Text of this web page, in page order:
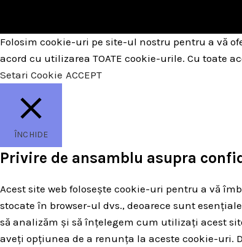
Folosim cookie-uri pe site-ul nostru pentru a vă
acord cu utilizarea TOATE cookie-urile. Cu toate
Setari Cookie ACCEPT
ÎNCHIDE
Privire de ansamblu asupra
Acest site web folosește cookie-uri pentru a vă
stocate în browser-ul dvs., deoarece sunt
să analizăm și să înțelegem cum utilizați acest
aveți opțiunea de a renunța la aceste cookie-uri.